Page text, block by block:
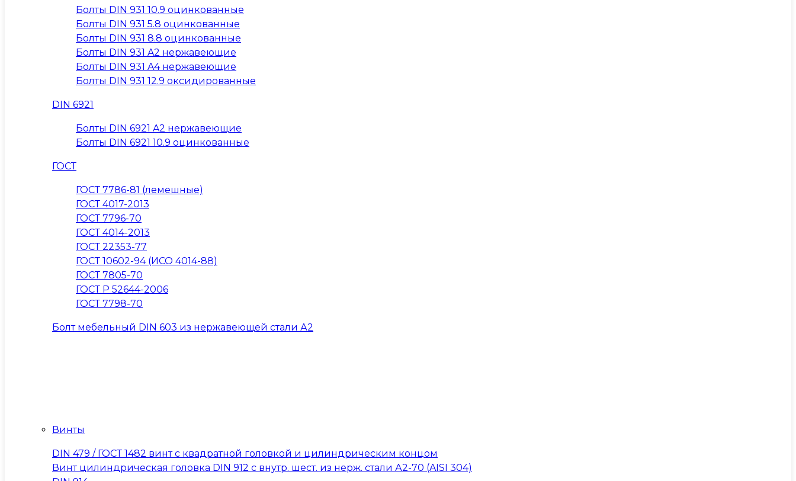
Болты DIN 931 10.9 оцинкованные
Болты DIN 931 5.8 оцинкованные
Болты DIN 931 8.8 оцинкованные
Болты DIN 931 A2 нержавеющие
Болты DIN 931 A4 нержавеющие
Болты DIN 931 12.9 оксидированные
DIN 6921
Болты DIN 6921 A2 нержавеющие
Болты DIN 6921 10.9 оцинкованные
ГОСТ
ГОСТ 7786-81 (лемешные)
ГОСТ 4017-2013
ГОСТ 7796-70
ГОСТ 4014-2013
ГОСТ 22353-77
ГОСТ 10602-94 (ИСО 4014-88)
ГОСТ 7805-70
ГОСТ Р 52644-2006
ГОСТ 7798-70
Болт мебельный DIN 603 из нержавеющей стали А2
Винты
DIN 479 / ГОСТ 1482 винт с квадратной головкой и цилиндрическим концом
Винт цилиндрическая головка DIN 912 с внутр. шест. из нерж. стали А2-70 (AISI 304)